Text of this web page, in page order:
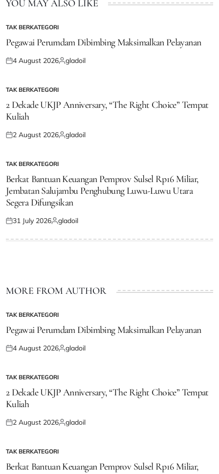
YOU MAY ALSO LIKE
POSTED
IN
TAK BERKATEGORI
Pegawai Perumdam Dibimbing Maksimalkan Pelayanan
Posted
4 August 2026Posted
gladoil
POSTED
TAK BERKATEGORI
2 Dekade UKJP Anniversary, “The Right Choice” Tempat
Kuliah
Posted
2 August 2026Posted
gladoil
POSTED
IN
TAK BERKATEGORI
Berkat Bantuan Keuangan Pemprov Sulsel Rp16 Miliar,
Jembatan Salujambu Penghubung Luwu-Luwu Utara
Segera Difungsikan
Posted
31 July 2026Posted
gladoil
MORE FROM AUTHOR
POSTED
IN
TAK BERKATEGORI
Pegawai Perumdam Dibimbing Maksimalkan Pelayanan
Posted
4 August 2026Posted
gladoil
POSTED
TAK BERKATEGORI
2 Dekade UKJP Anniversary, “The Right Choice” Tempat
Kuliah
Posted
2 August 2026Posted
gladoil
POSTED
IN
TAK BERKATEGORI
Berkat Bantuan Keuangan Pemprov Sulsel Rp16 Miliar,